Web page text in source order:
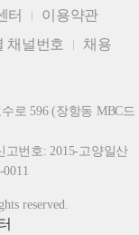
터
이용약관
채널번호
채용
로 596 (장항동 MBC드
번호: 2015-고양일산
reserved.